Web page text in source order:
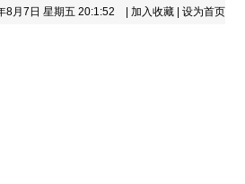
8月7日 星期五 20:1:53 加入收藏 设为首页